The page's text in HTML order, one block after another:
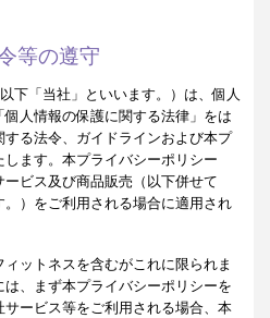
等の遵守
下「当社」といいます。）は、個人
人情報の保護に関する法律」をは
する法令、ガイドラインおよび本プ
ます。本プライバシーポリシー
ビス及び商品販売（以下併せて
。）をご利用される場合に適用され
ットネスを含むがこれに限られま
、まず本プライバシーポリシーを
ービス等をご利用される場合、本